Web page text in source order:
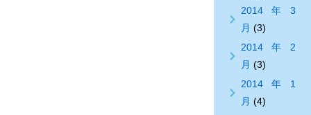
2014年3
月 (3)
2014年2
月 (3)
2014年1
月 (4)